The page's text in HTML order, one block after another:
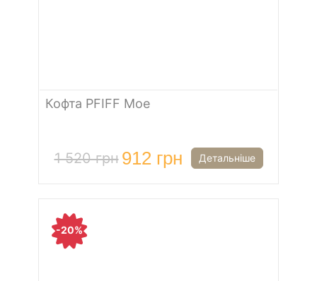
Кофта PFIFF Moe
1 520 грн 912 грн Детальніше
-20%